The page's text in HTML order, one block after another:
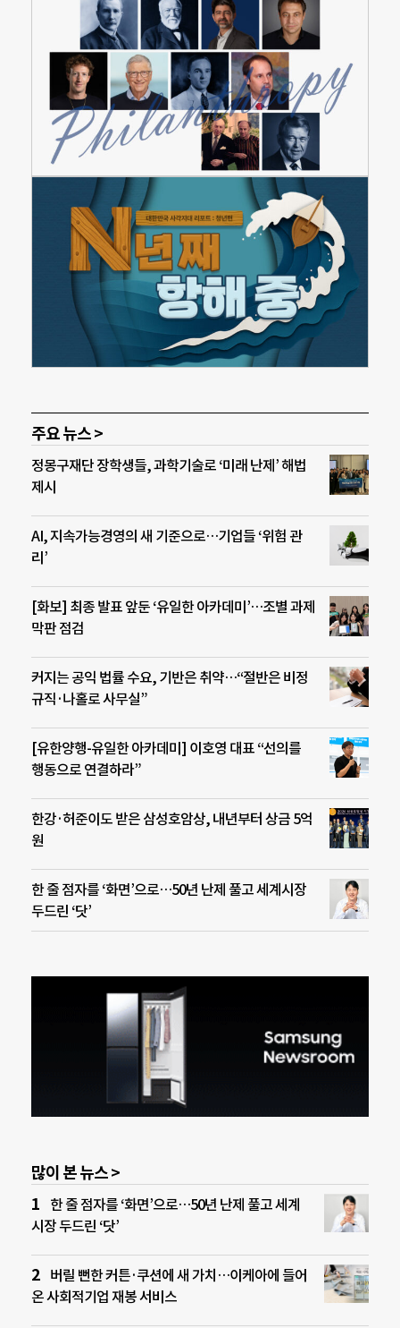
주요 뉴스 >
정몽구재단 장학생들, 과학기술로 ‘미래 난제’ 해법
제시
AI, 지속가능경영의 새 기준으로…기업들 ‘위험 관
리’
[화보] 최종 발표 앞둔 ‘유일한 아카데미’…조별 과제
막판 점검
커지는 공익 법률 수요, 기반은 취약…“절반은 비정
규직·나홀로 사무실”
[유한양행-유일한 아카데미] 이호영 대표 “선의를
행동으로 연결하라”
한강·허준이도 받은 삼성호암상, 내년부터 상금 5억
원
한 줄 점자를 ‘화면’으로…50년 난제 풀고 세계시장
두드린 ‘닷’
많이 본 뉴스 >
한 줄 점자를 ‘화면’으로…50년 난제 풀고 세계
시장 두드린 ‘닷’
버릴 뻔한 커튼·쿠션에 새 가치…이케아에 들어
온 사회적기업 재봉 서비스